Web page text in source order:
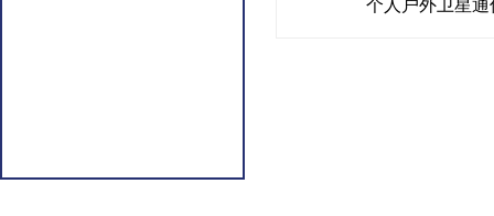
个人户外卫星